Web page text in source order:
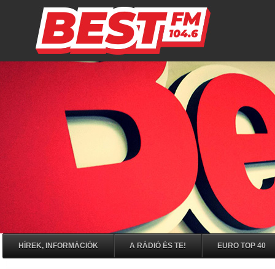
HÍREK, INFORMÁCIÓK A RÁDIÓ ÉS TE! EURO TOP 40